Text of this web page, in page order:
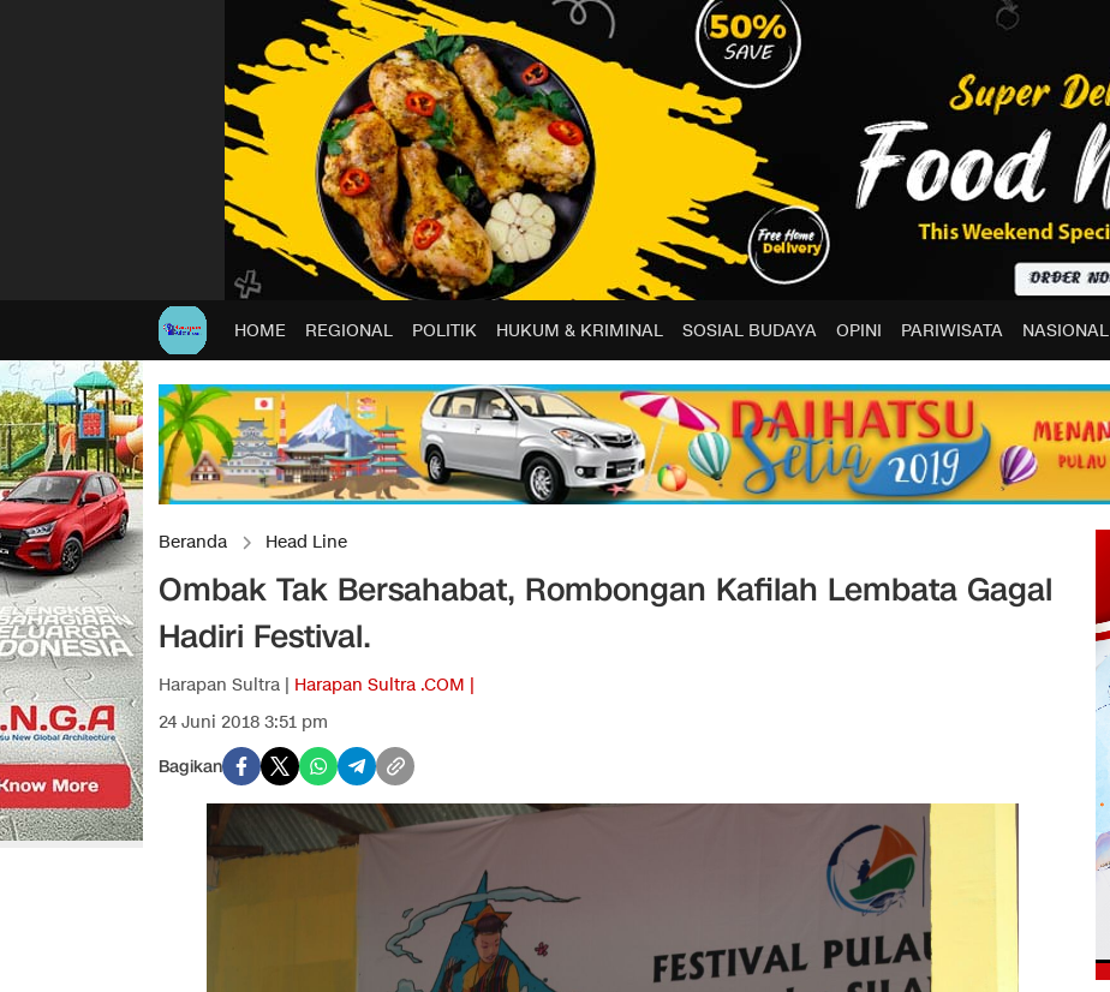
HOME REGIONAL POLITIK HUKUM & KRIMINAL SOSIAL BUDAYA OPINI PARIWISATA NASIONAL
Beranda Head Line
Ombak Tak Bersahabat, Rombongan Kafilah Lembata Gagal
Hadiri Festival.
Harapan Sultra | Harapan Sultra .COM |
24 Juni 2018 3:51 pm
Bagikan